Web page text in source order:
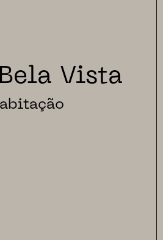
Vista